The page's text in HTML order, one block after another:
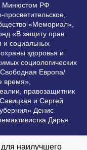
Минюстом РФ
«Мемориал»,
«В защиту прав
и социальных
здоровья и
социологических
Европа/
время»,
правозащитник
и Сергей
Денис
Дарья
Любое
наилучшего